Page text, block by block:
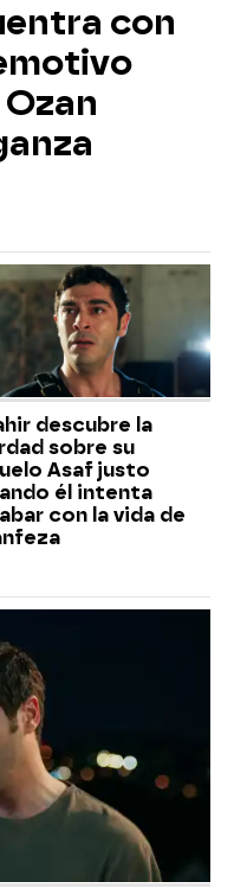
con
descubre la
sobre su
Asaf justo
él intenta
con la vida de